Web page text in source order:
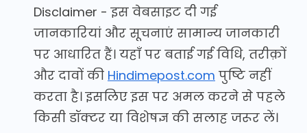
Disclaimer - इस वेबसाइट दी गई
जानकारियां और सूचनाएं सामान्य जानकारी
पर आधारित हैं। यहाँ पर बताई गई विधि, तरीक़ों
और दावों की Hindimepost.com पुष्टि नहीं
करता है। इसलिए इस पर अमल करने से पहले
किसी डॉक्टर या विशेषज्ञ की सलाह जरूर लें।